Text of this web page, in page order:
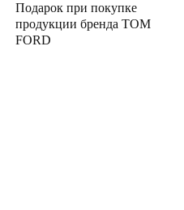
Подарок при покупке
продукции бренда TOM
FORD